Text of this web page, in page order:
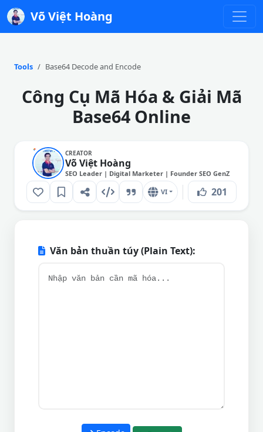
Võ Việt Hoàng
Tools Base64 Decode and Encode
Công Cụ Mã Hóa & Giải Mã
Base64 Online
CREATOR
Võ Việt Hoàng
SEO Leader | Digital Marketer | Founder SEO GenZ
VI 201
Văn bản thuần túy (Plain Text):